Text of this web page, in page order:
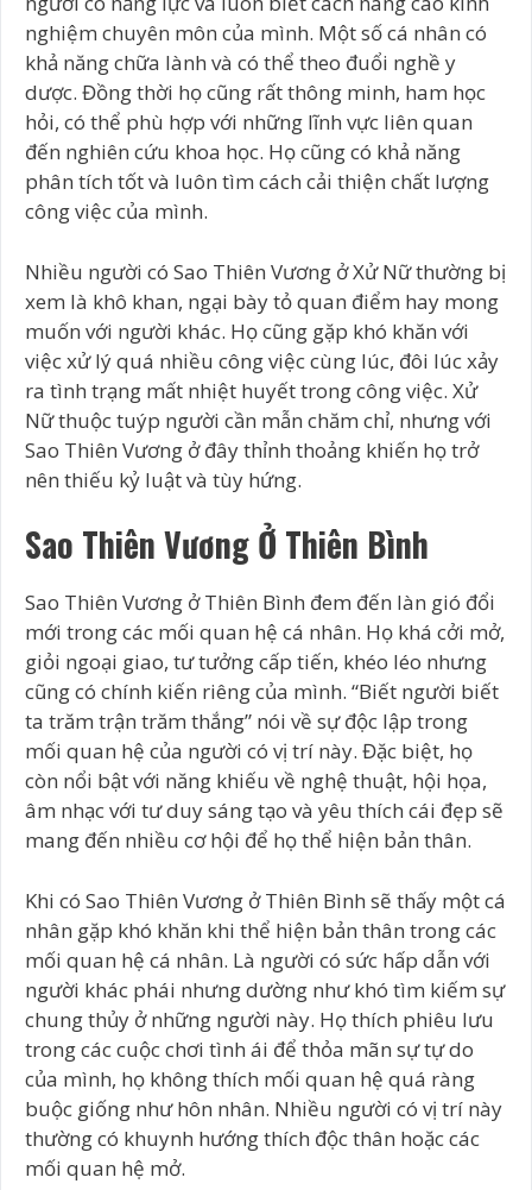
nghiệm chuyên môn của mình. Một số cá nhân có
khả năng chữa lành và có thể theo đuổi nghề y
dược. Đồng thời họ cũng rất thông minh, ham học
hỏi, có thể phù hợp với những lĩnh vực liên quan
đến nghiên cứu khoa học. Họ cũng có khả năng
phân tích tốt và luôn tìm cách cải thiện chất lượng
công việc của mình.
Nhiều người có Sao Thiên Vương ở Xử Nữ thường bị
xem là khô khan, ngại bày tỏ quan điểm hay mong
muốn với người khác. Họ cũng gặp khó khăn với
việc xử lý quá nhiều công việc cùng lúc, đôi lúc xảy
ra tình trạng mất nhiệt huyết trong công việc. Xử
Nữ thuộc tuýp người cần mẫn chăm chỉ, nhưng với
Sao Thiên Vương ở đây thỉnh thoảng khiến họ trở
nên thiếu kỷ luật và tùy hứng.
Sao Thiên Vương Ở Thiên Bình
Sao Thiên Vương ở Thiên Bình đem đến làn gió đổi
mới trong các mối quan hệ cá nhân. Họ khá cởi mở,
giỏi ngoại giao, tư tưởng cấp tiến, khéo léo nhưng
cũng có chính kiến riêng của mình. “Biết người biết
ta trăm trận trăm thắng” nói về sự độc lập trong
mối quan hệ của người có vị trí này. Đặc biệt, họ
còn nổi bật với năng khiếu về nghệ thuật, hội họa,
âm nhạc với tư duy sáng tạo và yêu thích cái đẹp sẽ
mang đến nhiều cơ hội để họ thể hiện bản thân.
Khi có Sao Thiên Vương ở Thiên Bình sẽ thấy một cá
nhân gặp khó khăn khi thể hiện bản thân trong các
mối quan hệ cá nhân. Là người có sức hấp dẫn với
người khác phái nhưng dường như khó tìm kiếm sự
chung thủy ở những người này. Họ thích phiêu lưu
trong các cuộc chơi tình ái để thỏa mãn sự tự do
của mình, họ không thích mối quan hệ quá ràng
buộc giống như hôn nhân. Nhiều người có vị trí này
thường có khuynh hướng thích độc thân hoặc các
mối quan hệ mở.